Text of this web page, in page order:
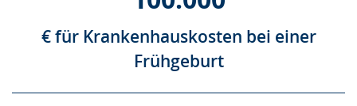
€ für Krankenhauskosten bei einer
Frühgeburt